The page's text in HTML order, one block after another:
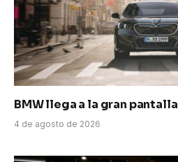
BMW llega a la gran pantalla
4 de agosto de 2026